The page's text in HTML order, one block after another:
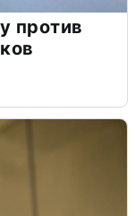
против